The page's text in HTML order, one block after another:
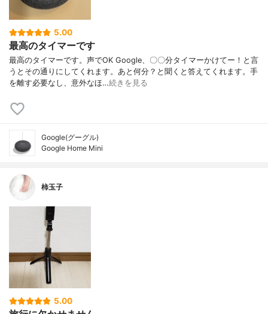
5.00
最高のタイマーです
最高のタイマーです。声でOK Google、〇〇分タイマーかけてー！と言
うとその通りにしてくれます。あと何分？と聞くと答えてくれます。手
を離す必要なし、意外なほ…続きを見る
Google(グーグル)
Google Home Mini
柿玉子
5.00